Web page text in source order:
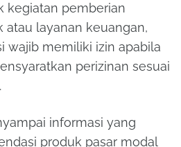
kegiatan pemberian
atau layanan keuangan,
wajib memiliki izin apabila
perizinan sesuai
informasi yang
produk pasar modal